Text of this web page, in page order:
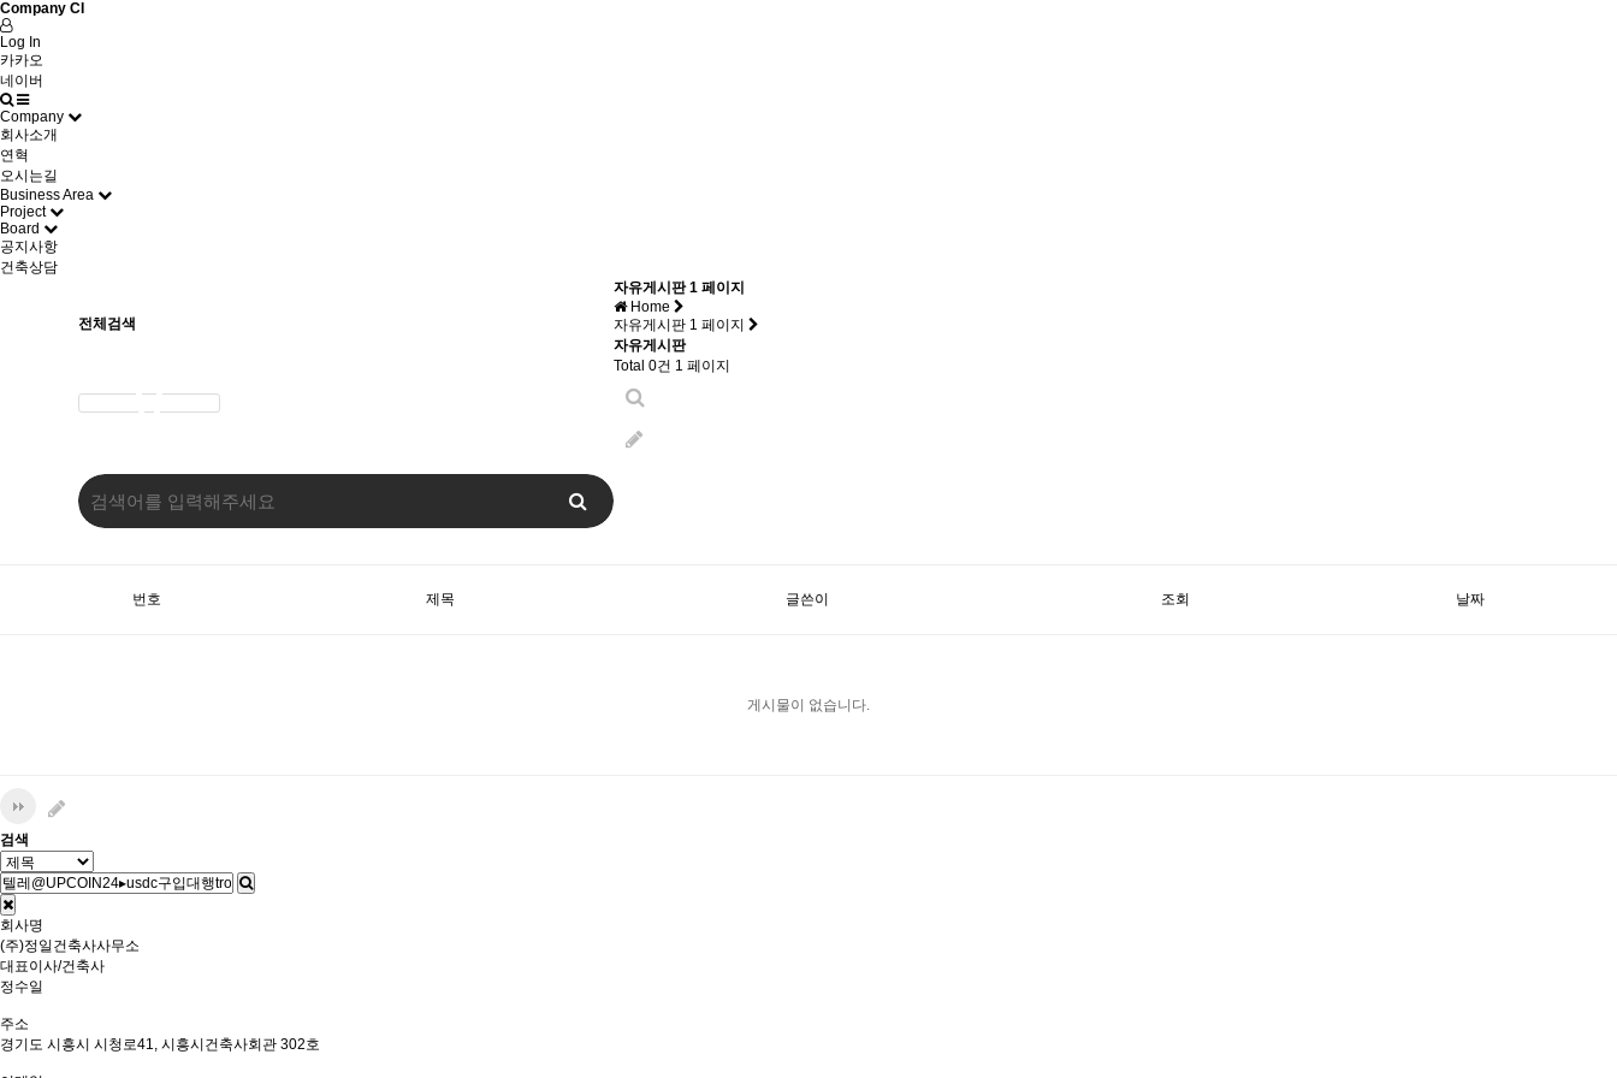
Company CI
Log In
카카오
네이버
Company
회사소개
연혁
오시는길
Business Area
Project
Board
공지사항
건축상담
전체검색
자유게시판 1 페이지
Home
자유게시판 1 페이지
자유게시판
Total 0건 1 페이지
번호 제목 글쓴이 조회 날짜
게시물이 없습니다.
검색
회사명
(주)정일건축사사무소
대표이사/건축사
정수일
주소
경기도 시흥시 시청로41, 시흥시건축사회관 302호